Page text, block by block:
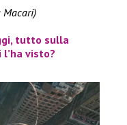
Macari)
tutto sulla
visto?